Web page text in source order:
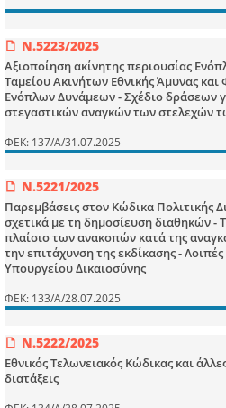
Ν.5223/2025
Αξιοποίηση ακίνητης περιουσίας
Ταμείου Ακινήτων Εθνικής Άμυνας
Ενόπλων Δυνάμεων - Σχέδιο δράσεων
στεγαστικών αναγκών των στελεχών
ΦΕΚ: 137/Α/31.07.2025
Ν.5221/2025
Παρεμβάσεις στον Κώδικα Πολιτικής
σχετικά με τη δημοσίευση διαθηκών -
πλαίσιο των ανακοπών κατά της
την επιτάχυνση της εκδίκασης -
Υπουργείου Δικαιοσύνης
ΦΕΚ: 133/Α/28.07.2025
Ν.5222/2025
Εθνικός Τελωνειακός Κώδικας και
διατάξεις